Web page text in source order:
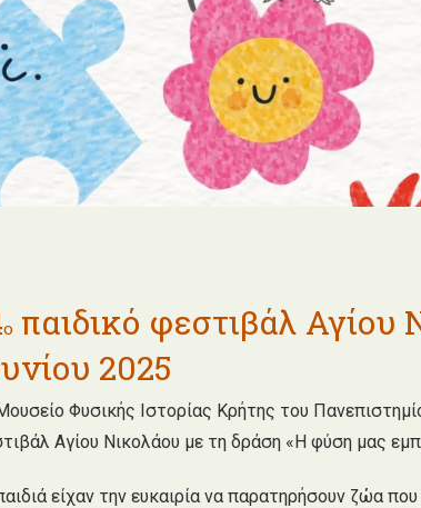
ο παιδικό φεστιβάλ
2025
Φυσικής Ιστορίας Κρήτης του
Αγίου Νικολάου με τη δράση «Η φύση μας
είχαν την ευκαιρία να παρατηρήσουν ζώα